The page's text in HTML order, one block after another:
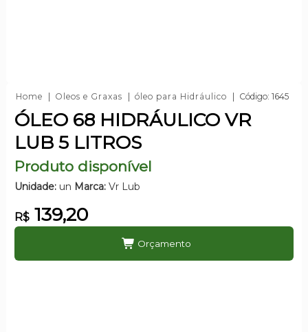
Home Oleos e Graxas óleo para Hidráulico Código: 1645
ÓLEO 68 HIDRÁULICO VR
LUB 5 LITROS
Produto disponível
Unidade:un Marca:Vr Lub
R$139,20
Orçamento